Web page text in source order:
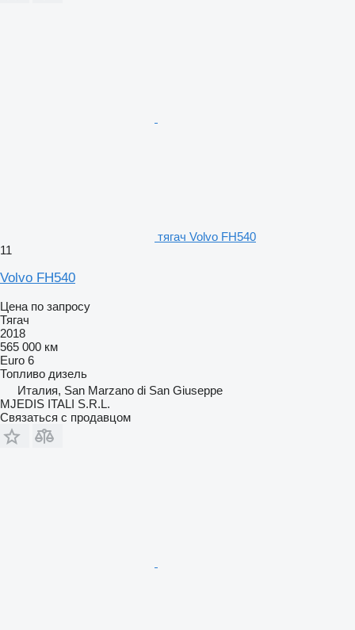
тягач Volvo FH540
11
Volvo FH540
Цена по запросу
Тягач
2018
565 000 км
Euro 6
Топливо дизель
Италия, San Marzano di San Giuseppe
MJEDIS ITALI S.R.L.
Связаться с продавцом